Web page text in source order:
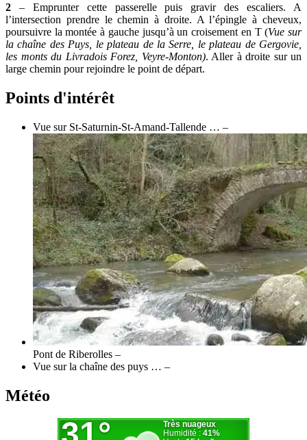
2 – Emprunter cette passerelle puis gravir des escaliers. A
l’intersection prendre le chemin à droite. A l’épingle à cheveux,
poursuivre la montée à gauche jusqu’à un croisement en T (Vue sur
la chaîne des Puys, le plateau de la Serre, le plateau de Gergovie,
les monts du Livradois Forez, Veyre-Monton). Aller à droite sur un
large chemin pour rejoindre le point de départ.
Points d'intérêt
Vue sur St-Saturnin-St-Amand-Tallende … –
Pont de Riberolles –
Vue sur la chaîne des puys … –
Météo